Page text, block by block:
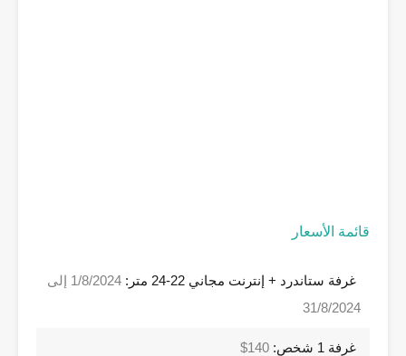
قائمة الأسعار
غرفة ستاندرد + إنترنت مجاني 22-24 متر:
1/8/2024 إلى
31/8/2024
غرفة 1 شخص: 140$